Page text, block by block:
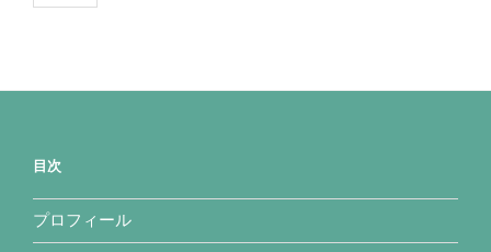
目次
プロフィール